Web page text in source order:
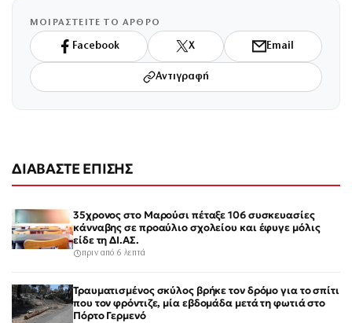
ΜΟΙΡΑΣΤΕΙΤΕ ΤΟ ΑΡΘΡΟ
Facebook X Email
Αντιγραφή
ΔΙΑΒΑΣΤΕ ΕΠΙΣΗΣ
35χρονος στο Μαρούσι πέταξε 106 συσκευασίες
κάνναβης σε προαύλιο σχολείου και έφυγε μόλις
είδε τη ΔΙ.ΑΣ.
πριν από 6 λεπτά
Τραυματισμένος σκύλος βρήκε τον δρόμο για το σπίτι
που τον φρόντιζε, μία εβδομάδα μετά τη φωτιά στο
Πόρτο Γερμενό